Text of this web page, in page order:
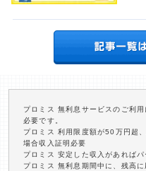
プロミス 無利息サービスのご利
必要です。
プロミス 利用限度額が50万円超
場合収入証明必要
プロミス 安定した収入があれば
プロミス 無利息期間中に、残高